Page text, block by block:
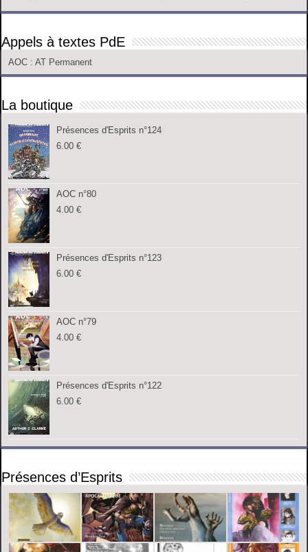
Appels à textes PdE
AOC : AT Permanent
La boutique
Présences d'Esprits n°124
6.00€
AOC n°80
4.00€
Présences d'Esprits n°123
6.00€
AOC n°79
4.00€
Présences d'Esprits n°122
6.00€
Présences d’Esprits